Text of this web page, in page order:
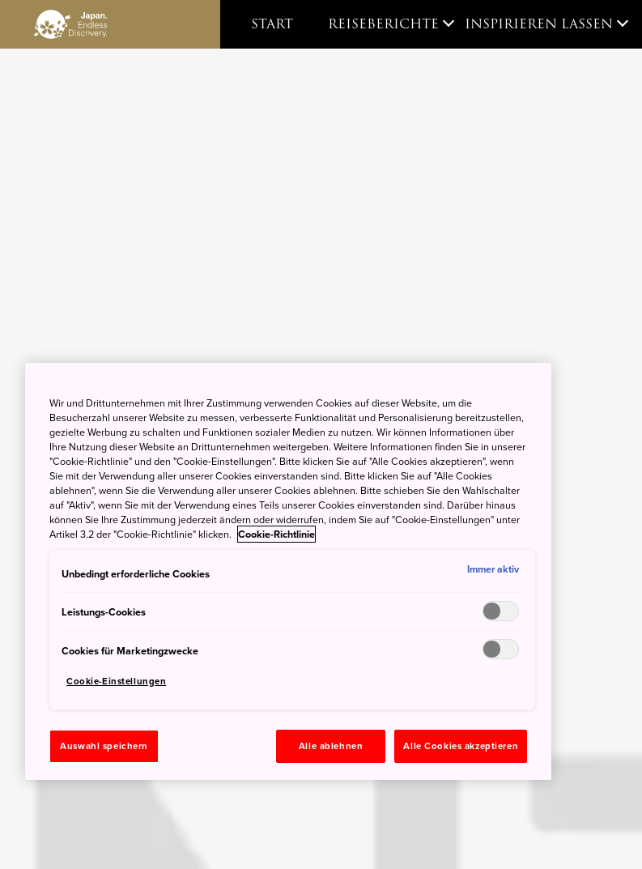
START REISEBERICHTE INSPIRIEREN LASSEN
Wir und Drittunternehmen mit Ihrer Zustimmung verwenden Cookies auf dieser Website, um die
Besucherzahl unserer Website zu messen, verbesserte Funktionalität und Personalisierung bereitzustellen,
gezielte Werbung zu schalten und Funktionen sozialer Medien zu nutzen. Wir können Informationen über
Ihre Nutzung dieser Website an Drittunternehmen weitergeben. Weitere Informationen finden Sie in unserer
"Cookie-Richtlinie" und den "Cookie-Einstellungen". Bitte klicken Sie auf "Alle Cookies akzeptieren", wenn
Sie mit der Verwendung aller unserer Cookies einverstanden sind. Bitte klicken Sie auf "Alle Cookies
ablehnen", wenn Sie die Verwendung aller unserer Cookies ablehnen. Bitte schieben Sie den Wahlschalter
auf "Aktiv", wenn Sie mit der Verwendung eines Teils unserer Cookies einverstanden sind. Darüber hinaus
können Sie Ihre Zustimmung jederzeit ändern oder widerrufen, indem Sie auf "Cookie-Einstellungen" unter
Artikel 3.2 der "Cookie-Richtlinie" klicken. Cookie-Richtlinie
Unbedingt erforderliche Cookies Immer aktiv
Leistungs-Cookies
Cookies für Marketingzwecke
Cookie-Einstellungen
Auswahl speichern Alle ablehnen Alle Cookies akzeptieren